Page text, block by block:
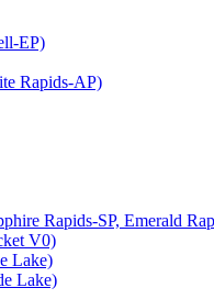
EP)
Rapids-AP)
Rapids-SP, Emerald
V0)
Lake)
Lake)